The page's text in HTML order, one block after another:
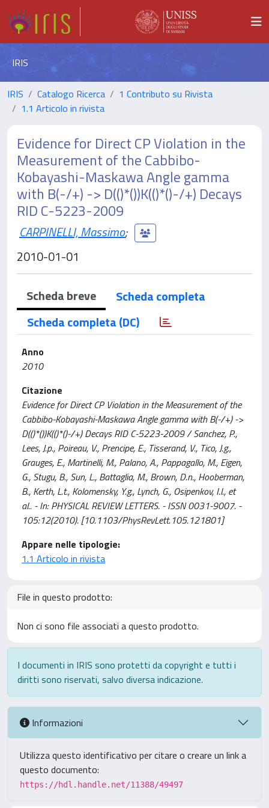
IRIS
IRIS Catalogo Ricerca
1 Contributo su Rivista
1.1 Articolo in rivista
Evidence for Direct CP Violation in the
Measurement of the Cabbibo-
Kobayashi-Maskawa Angle gamma
with B(-/+) -> D(()*())K(()*()-/+) Decays
RID C-5223-2009
CARPINELLI, Massimo;
2010-01-01
Scheda breve
Scheda completa
Scheda completa (DC)
Anno
2010
Citazione
Evidence for Direct CP Violation in the Measurement of the
Cabbibo-Kobayashi-Maskawa Angle gamma with B(-/+) ->
D(()*())K(()*()-/+) Decays RID C-5223-2009 / Sanchez, P.,
Lees, J.p., Poireau, V., Prencipe, E., Tisserand, V., Tico, J.g.,
Grauges, E., Martinelli, M., Palano, A., Pappagallo, M., Eigen,
G., Stugu, B., Sun, L., Battaglia, M., Brown, D.n., Hooberman,
B., Kerth, L.t., Kolomensky, Y.g., Lynch, G., Osipenkov, I.l., et
al.. - In: PHYSICAL REVIEW LETTERS. - ISSN 0031-9007. -
105:12(2010). [10.1103/PhysRevLett.105.121801]
Appare nelle tipologie:
1.1 Articolo in rivista
File in questo prodotto:
Non ci sono file associati a questo prodotto.
I documenti in IRIS sono protetti da copyright e tutti i
diritti sono riservati, salvo diversa indicazione.
Informazioni
Utilizza questo identificativo per citare o creare un link a
questo documento:
https://hdl.handle.net/11388/49497